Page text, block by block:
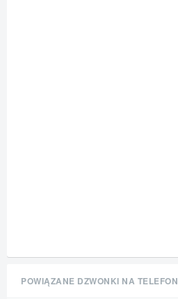
POWIĄZANE DZWONKI NA TELEFON